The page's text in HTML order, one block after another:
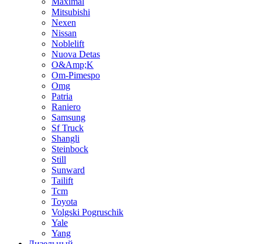
Mitsubishi
Nexen
Nissan
Noblelift
Nuova Detas
O&Amp;K
Om-Pimespo
Omg
Patria
Raniero
Samsung
Sf Truck
Shangli
Steinbock
Still
Sunward
Tailift
Tcm
Toyota
Volgski Pogruschik
Yale
Yang